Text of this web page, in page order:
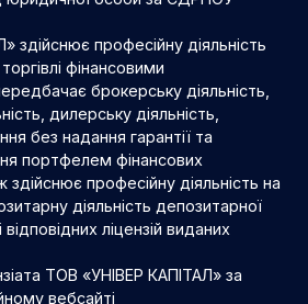
здійснює професійну діяльність
фінансовими
брокерську діяльність,
дилерську діяльність,
без надання гарантії та
портфелем фінансових
здійснює професійну діяльність на
діяльність депозитарної
ліцензій виданих
ТОВ «УНІВЕР КАПІТАЛ» за
вебсайті